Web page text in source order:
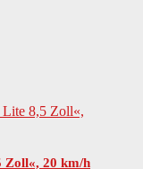
Zoll«, 20 km/h